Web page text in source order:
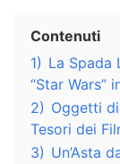
Contenuti
1) La Spada
“Star Wars”
2) Oggetti di
Tesori dei
3) Un’Asta